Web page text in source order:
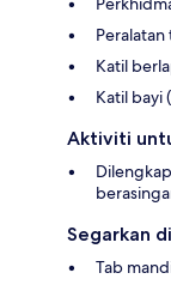
Katil
Katil bayi
Aktiviti
Segarkan
Tab